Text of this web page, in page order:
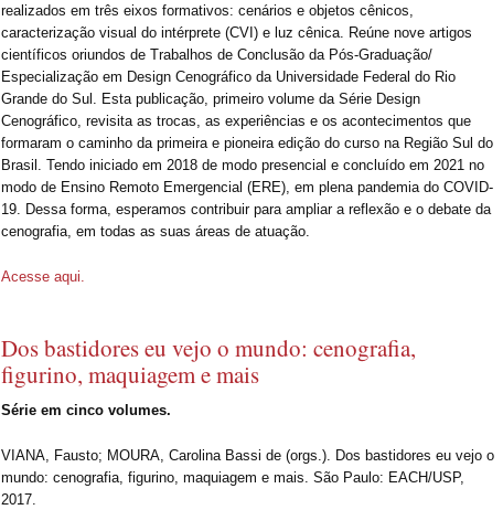
realizados em três eixos formativos: cenários e objetos cênicos,
caracterização visual do intérprete (CVI) e luz cênica. Reúne nove artigos
científicos oriundos de Trabalhos de Conclusão da Pós-Graduação/
Especialização em Design Cenográfico da Universidade Federal do Rio
Grande do Sul. Esta publicação, primeiro volume da Série Design
Cenográfico, revisita as trocas, as experiências e os acontecimentos que
formaram o caminho da primeira e pioneira edição do curso na Região Sul do
Brasil. Tendo iniciado em 2018 de modo presencial e concluído em 2021 no
modo de Ensino Remoto Emergencial (ERE), em plena pandemia do COVID-
19. Dessa forma, esperamos contribuir para ampliar a reflexão e o debate da
cenografia, em todas as suas áreas de atuação.
Acesse aqui.
Dos bastidores eu vejo o mundo: cenografia,
figurino, maquiagem e mais
Série em cinco volumes.
VIANA, Fausto; MOURA, Carolina Bassi de (orgs.). Dos bastidores eu vejo o
mundo: cenografia, figurino, maquiagem e mais. São Paulo: EACH/USP,
2017.